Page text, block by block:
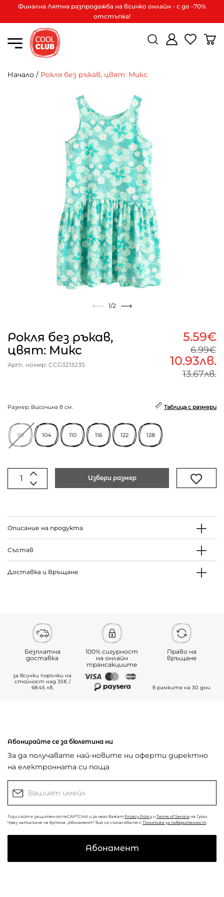
Финална Лятна разпродажба на всичко онлайн - с до -70%
отстъпка!
Начало / Рокля без ръкав, цвят: Микс
1/2
Рокля без ръкав,
цвят: Микс
Арт. номер: CCG3213235
5.59€
6.99€
10.93лв.
13.67лв.
Размер: Височина в см. Таблица с размери
98 104 110 116 122 128
Избери размер
Описание на продукта
Състав
Доставка и Връщане
Безплатна
доставка
за всички поръчки на
стойност над 35€ /
68.45 лв.
100% сигурност
на онлайн
трансакциите
Право на
връщане
в рамките на 30 дни
Абонирайте се за бюлетина ни
За да получавате най-новите ни оферти директно
на електронната си поща
Този сайт е защитен от reCAPTCHA и за него важат Privacy Policy и Terms of Service на Гугъл.
Чрез натискане на бутона „Абонамент“ вие се съгласявате с Политика за поверителност.
Абонамент